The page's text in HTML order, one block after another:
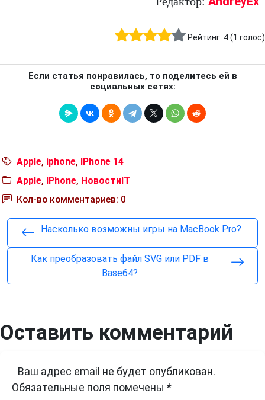
Рейтинг: 4(1 голос)
Если статья понравилась, то поделитесь ей в
социальных сетях:
Apple, iphone,
IPhone 14
Apple, IPhone, НовостиIT
Кол-во комментариев: 0
Насколько возможны игры на MacBook Pro?
Как преобразовать файл SVG или PDF в
Base64?
Оставить комментарий
Ваш адрес email не будет опубликован.
Обязательные поля помечены *